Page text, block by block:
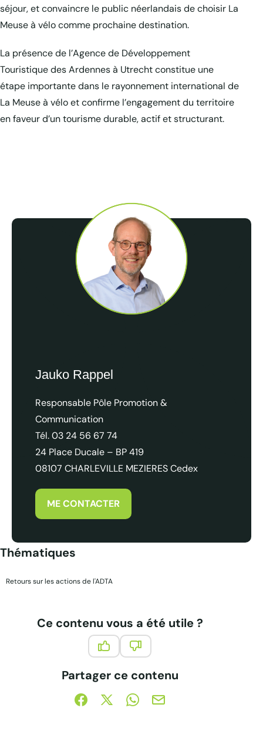
séjour, et convaincre le public néerlandais de choisir La
Meuse à vélo comme prochaine destination.
La présence de l’Agence de Développement
Touristique des Ardennes à Utrecht constitue une
étape importante dans le rayonnement international de
La Meuse à vélo et confirme l’engagement du territoire
en faveur d’un tourisme durable, actif et structurant.
Jauko Rappel
Responsable Pôle Promotion &
Communication
Tél. 03 24 56 67 74
24 Place Ducale – BP 419
08107 CHARLEVILLE MEZIERES Cedex
ME CONTACTER
Thématiques
Retours sur les actions de l'ADTA
Ce contenu vous a été utile ?
Partager ce contenu
Partager sur Facebook (nouvelle fenêtre)
Partager sur X / Twitter (nouvelle
Partager sur WhatsApp
Partager par mail